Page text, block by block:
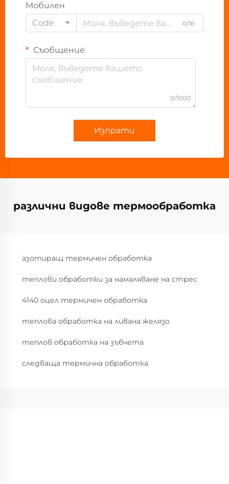
Мобилен
Code
0/16
Съобщение
0/1000
Изпрати
различни видове термообработка
азотиращ термичен обработка
теплови обработки за намаляване на стрес
4140 оцел термичен обработка
теплова обработка на ливана желязо
теплов обработка на зъбчета
следваща термична обработка